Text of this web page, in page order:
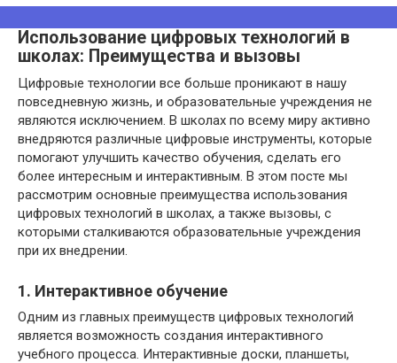
Использование цифровых технологий в
школах: Преимущества и вызовы
Цифровые технологии все больше проникают в нашу
повседневную жизнь, и образовательные учреждения не
являются исключением. В школах по всему миру активно
внедряются различные цифровые инструменты, которые
помогают улучшить качество обучения, сделать его
более интересным и интерактивным. В этом посте мы
рассмотрим основные преимущества использования
цифровых технологий в школах, а также вызовы, с
которыми сталкиваются образовательные учреждения
при их внедрении.
1. Интерактивное обучение
Одним из главных преимуществ цифровых технологий
является возможность создания интерактивного
учебного процесса. Интерактивные доски, планшеты,